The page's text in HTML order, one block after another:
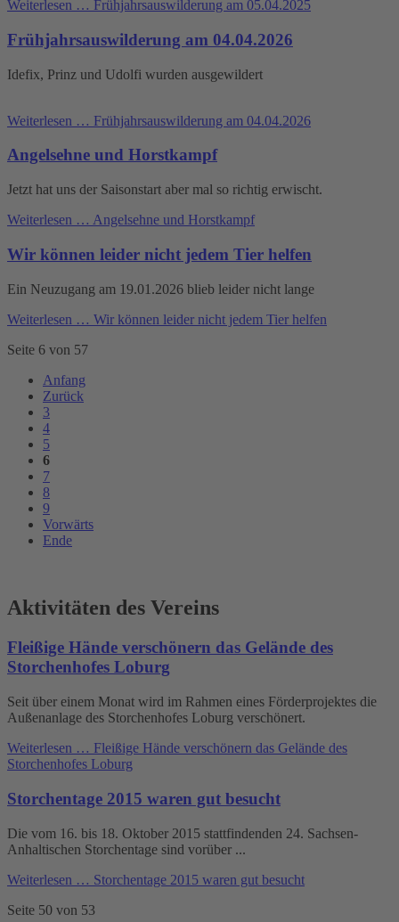
Weiterlesen … Frühjahrsauswilderung am 05.04.2025
Frühjahrsauswilderung am 04.04.2026
Idefix, Prinz und Udolfi wurden ausgewildert
Weiterlesen … Frühjahrsauswilderung am 04.04.2026
Angelsehne und Horstkampf
Jetzt hat uns der Saisonstart aber mal so richtig erwischt.
Weiterlesen … Angelsehne und Horstkampf
Wir können leider nicht jedem Tier helfen
Ein Neuzugang am 19.01.2026 blieb leider nicht lange
Weiterlesen … Wir können leider nicht jedem Tier helfen
Seite 6 von 57
Anfang
Zurück
3
4
5
6
7
8
9
Vorwärts
Ende
Aktivitäten des Vereins
Fleißige Hände verschönern das Gelände des
Storchenhofes Loburg
Seit über einem Monat wird im Rahmen eines Förderprojektes die
Außenanlage des Storchenhofes Loburg verschönert.
Weiterlesen … Fleißige Hände verschönern das Gelände des
Storchenhofes Loburg
Storchentage 2015 waren gut besucht
Die vom 16. bis 18. Oktober 2015 stattfindenden 24. Sachsen-
Anhaltischen Storchentage sind vorüber ...
Weiterlesen … Storchentage 2015 waren gut besucht
Seite 50 von 53